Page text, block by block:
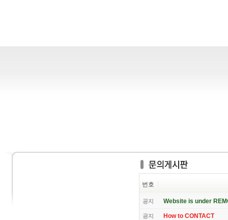
번호
공지 Website is under
공지 How to CONTACT